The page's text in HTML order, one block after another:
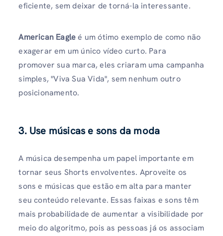
eficiente, sem deixar de torná-la interessante.
American Eagleé um ótimo exemplo de como não
exagerar em um único vídeo curto. Para
promover sua marca, eles criaram uma campanha
simples, "Viva Sua Vida", sem nenhum outro
posicionamento.
3. Use músicas e sons da moda
A música desempenha um papel importante em
tornar seus Shorts envolventes. Aproveite os
sons e músicas que estão em alta para manter
seu conteúdo relevante. Essas faixas e sons têm
mais probabilidade de aumentar a visibilidade por
meio do algoritmo, pois as pessoas já os associam